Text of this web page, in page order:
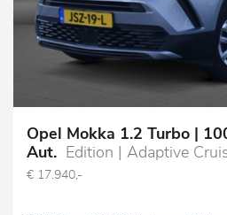
Opel Mokka 1.2 Turbo |
Aut.
Edition | Adaptive
€ 17.940,-